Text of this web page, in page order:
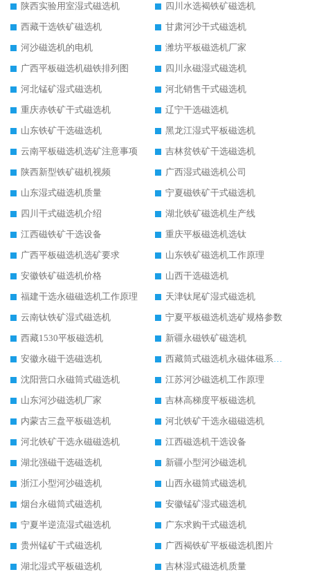
陕西实验用室湿式磁选机
四川水选褐铁矿磁选机
西藏干选铁矿磁选机
甘肃河沙干式磁选机
河沙磁选机的电机
潍坊平板磁选机厂家
广西平板磁选机磁铁排列图
四川永磁湿式磁选机
河北锰矿湿式磁选机
河北销售干式磁选机
重庆赤铁矿干式磁选机
辽宁干选磁选机
山东铁矿干选磁选机
黑龙江湿式平板磁选机
云南平板磁选机选矿注意事项
吉林贫铁矿干选磁选机
陕西新型铁矿磁机视频
广西湿式磁选机公司
山东湿式磁选机质量
宁夏磁铁矿干式磁选机
四川干式磁选机介绍
湖北铁矿磁选机生产线
江西磁铁矿干选设备
重庆平板磁选机选钛
广西平板磁选机选矿要求
山东铁矿磁选机工作原理
安徽铁矿磁选机价格
山西干选磁选机
福建干选永磁磁选机工作原理
天津钛尾矿湿式磁选机
云南钛铁矿湿式磁选机
宁夏平板磁选机选矿规格参数
西藏1530平板磁选机
新疆永磁铁矿磁选机
安徽永磁干选磁选机
西藏筒式磁选机永磁体磁系设计
沈阳营口永磁筒式磁选机
江苏河沙磁选机工作原理
山东河沙磁选机厂家
吉林高梯度平板磁选机
内蒙古三盘平板磁选机
河北铁矿干选永磁磁选机
河北铁矿干选永磁磁选机
江西磁选机干选设备
湖北强磁干选磁选机
新疆小型河沙磁选机
浙江小型河沙磁选机
山西永磁筒式磁选机
烟台永磁筒式磁选机
安徽锰矿湿式磁选机
宁夏半逆流湿式磁选机
广东求购干式磁选机
贵州锰矿干式磁选机
广西褐铁矿平板磁选机图片
湖北湿式平板磁选机
吉林湿式磁选机质量